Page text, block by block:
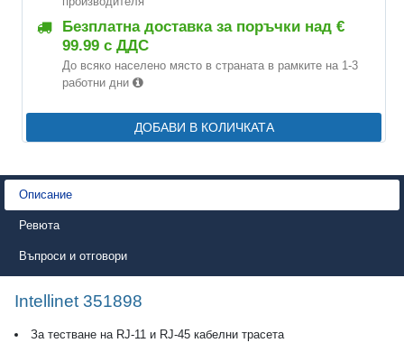
Безплатна доставка за поръчки над €
99.99 с ДДС
До всяко населено място в страната в рамките на 1-3
работни дни
ДОБАВИ В КОЛИЧКАТА
Описание
Ревюта
Въпроси и отговори
Intellinet 351898
За тестване на RJ-11 и RJ-45 кабелни трасета